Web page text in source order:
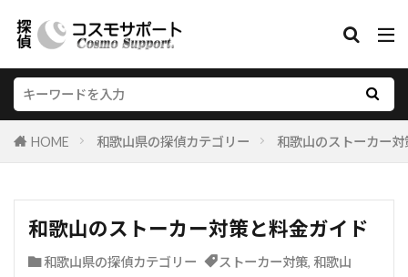
HOME 和歌山県の探偵カテゴリー 和歌山のストーカー
和歌山のストーカー対策と料金ガイド
和歌山県の探偵カテゴリー ストーカー対策, 和歌山